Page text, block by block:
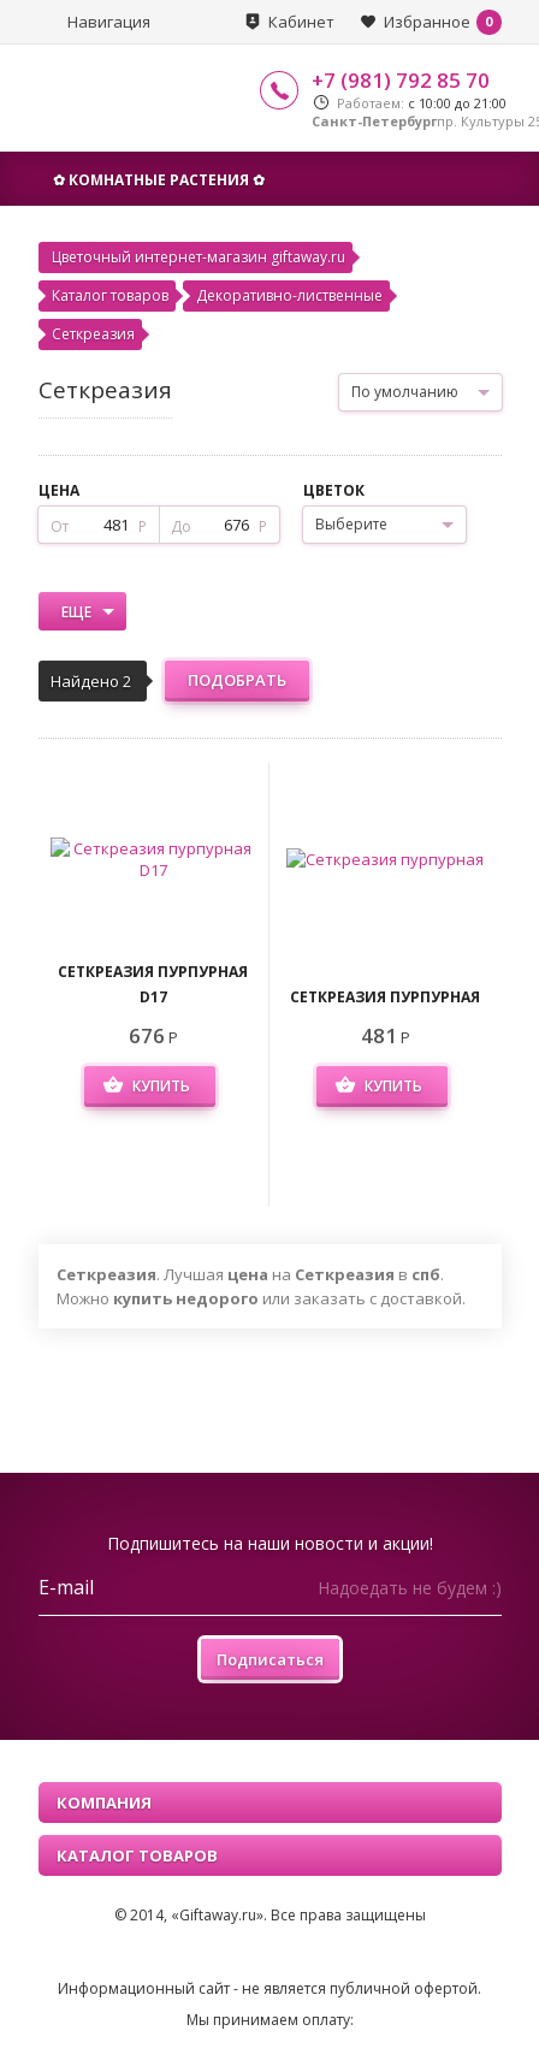
Навигация Избранное 0
Кабинет
+7 (981) 792 85 70
Работаем: с 10:00 до 21:00
Санкт-Петербургпр. Культуры
✿ КОМНАТНЫЕ РАСТЕНИЯ ✿
Цветочный интернет-магазин giftaway.ru
Каталог товаров
Декоративно-лиственные
Сеткреазия
Сеткреазия По умолчанию
ЦЕНА
От
Р До Р
ЦВЕТОК
Выберите
ЕЩЕ
Найдено 2 ПОДОБРАТЬ
СЕТКРЕАЗИЯ ПУРПУРНАЯ
D17
676 Р
КУПИТЬ
СЕТКРЕАЗИЯ ПУРПУРНАЯ
481 Р
КУПИТЬ
Сеткреазия. Лучшая цена на Сеткреазия в спб.
Можно купить недорого или заказать с доставкой.
Подпишитесь на наши новости и акции!
Надоедать не будем :)
Подписаться
КОМПАНИЯ
КАТАЛОГ ТОВАРОВ
© 2014, «Giftaway.ru». Все права защищены
Информационный сайт - не является публичной офертой.
Мы принимаем оплату: